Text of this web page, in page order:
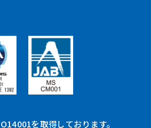
を取得しております。